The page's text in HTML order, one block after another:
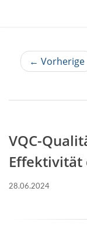
← Vorherige
VQC-
Effektivität
28.06.2024